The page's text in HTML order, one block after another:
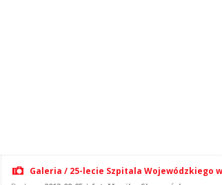
Galeria / 25-lecie Szpitala Wojewódzkiego